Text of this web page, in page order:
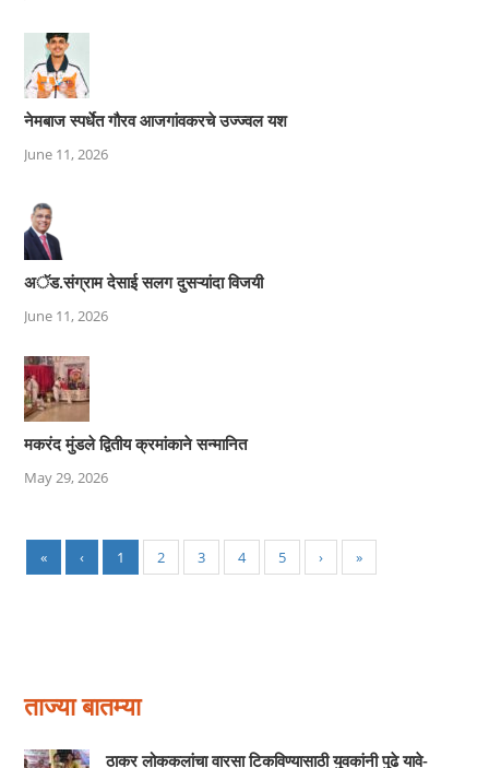
नेमबाज स्पर्धेत गौरव आजगांवकरचे उज्ज्वल यश
June 11, 2026
अॅड.संग्राम देसाई सलग दुसऱ्यांदा विजयी
June 11, 2026
मकरंद मुंडले द्वितीय क्रमांकाने सन्मानित
May 29, 2026
« ‹ 1 2 3 4 5 › »
ताज्या बातम्या
ठाकर लोककलांचा वारसा टिकविण्यासाठी युवकांनी पुढे यावे-